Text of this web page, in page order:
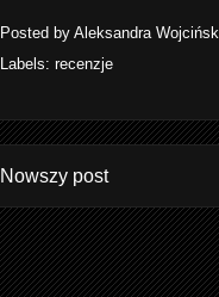
Posted by Aleksandra
Labels: recenzje
Nowszy post